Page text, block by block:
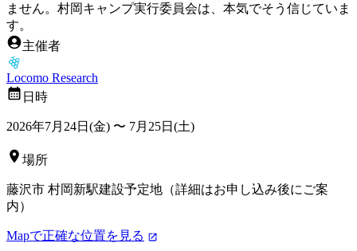
ません。村岡キャンプ実行委員会は、本気でそう信じていま
す。
主催者
Locomo Research
日時
2026年7月24日(金) 〜 7月25日(土)
場所
藤沢市 村岡新駅建設予定地（詳細はお申し込み後にご案
内）
Mapで正確な位置を見る